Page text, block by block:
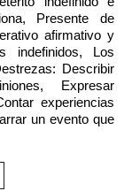
Presente de
afirmativo y
indefinidos, Los
Describir
Expresar
experiencias
un evento que